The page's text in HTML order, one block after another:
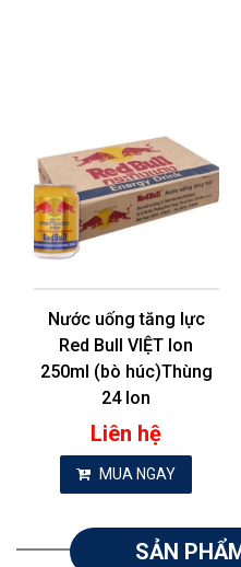
Nước uống tăng lực
Red Bull VIỆT lon
250ml (bò húc)Thùng
24 lon
Liên hệ
MUA NGAY
SẢN